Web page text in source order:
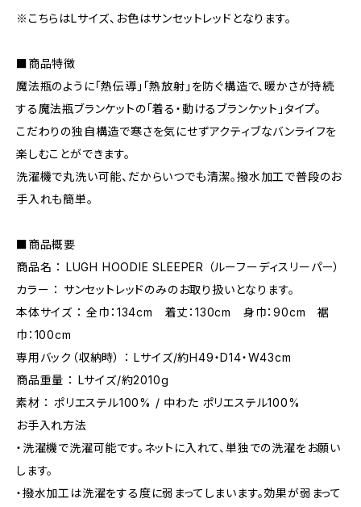
※こちらはLサイズ、お色はサンセットレッドとなります。
■商品特徴
魔法瓶のように「熱伝導」「熱放射」を防ぐ構造で、暖かさが持続
する魔法瓶ブランケットの「着る・動けるブランケット」タイプ。
こだわりの独自構造で寒さを気にせずアクティブなバンライフを
楽しむことができます。
洗濯機で丸洗い可能、だからいつでも清潔。撥水加工で普段のお
手入れも簡単。
■商品概要
商品名 ： LUGH HOODIE SLEEPER （ルーフーディスリーパー）
カラー ： サンセットレッドのみのお取り扱いとなります。
本体サイズ ： 全巾：134cm 着丈：130cm 身巾：90cm 裾
巾：100cm
専用バック（収納時） ： Lサイズ/約H49・D14・W43cm
商品重量 ： Lサイズ/約2010g
素材 ： ポリエステル100% / 中わた ポリエステル100%
お手入れ方法
・洗濯機で洗濯可能です。ネットに入れて、単独での洗濯をお願い
します。
・撥水加工は洗濯をする度に弱まってしまいます。効果が弱まって